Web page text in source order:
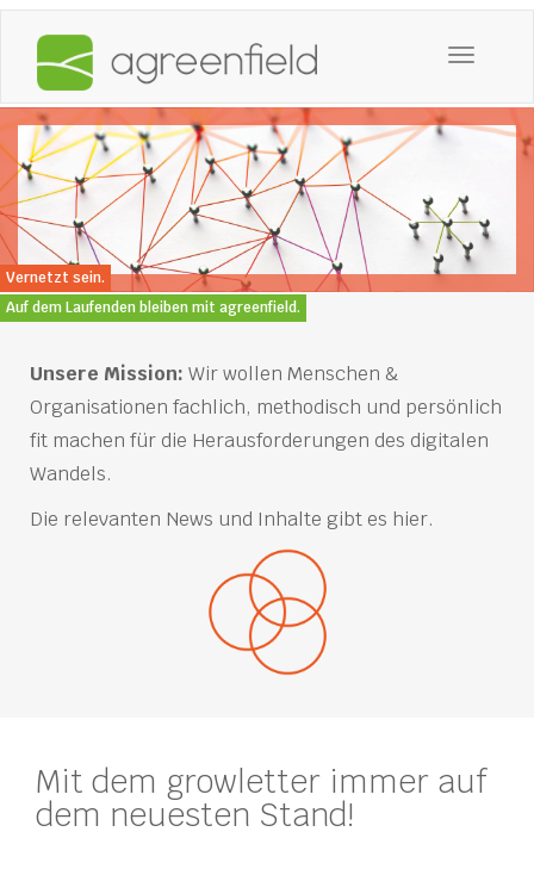
Vernetzt sein.
Auf dem Laufenden bleiben mit agreenfield.
Unsere Mission: Wir wollen Menschen &
Organisationen fachlich, methodisch und persönlich
fit machen für die Herausforderungen des digitalen
Wandels.
Die relevanten News und Inhalte gibt es hier.
Mit dem growletter immer auf
dem neuesten Stand!